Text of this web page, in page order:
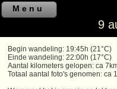
Menu
9
Begin wandeling: 19:45h (21°C)
Einde wandeling: 22:00h (17°C)
Aantal kilometers gelopen: ca
Totaal aantal foto's genomen: ca